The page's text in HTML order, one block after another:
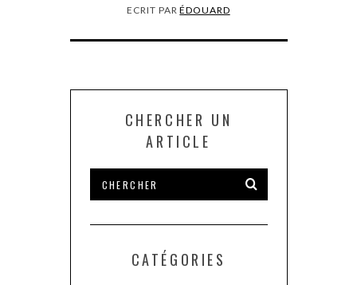
ECRIT PARÉDOUARD
CHERCHER UN
ARTICLE
CATÉGORIES